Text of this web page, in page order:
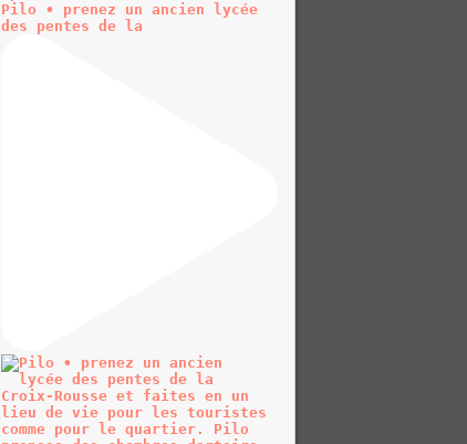
Pilo • prenez un ancien lycée
des pentes de la